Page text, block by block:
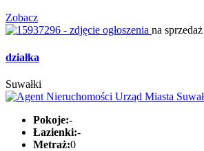
Zobacz
na sprzedaż
działka
Suwałki
Pokoje:-
Łazienki:-
Metraż:0